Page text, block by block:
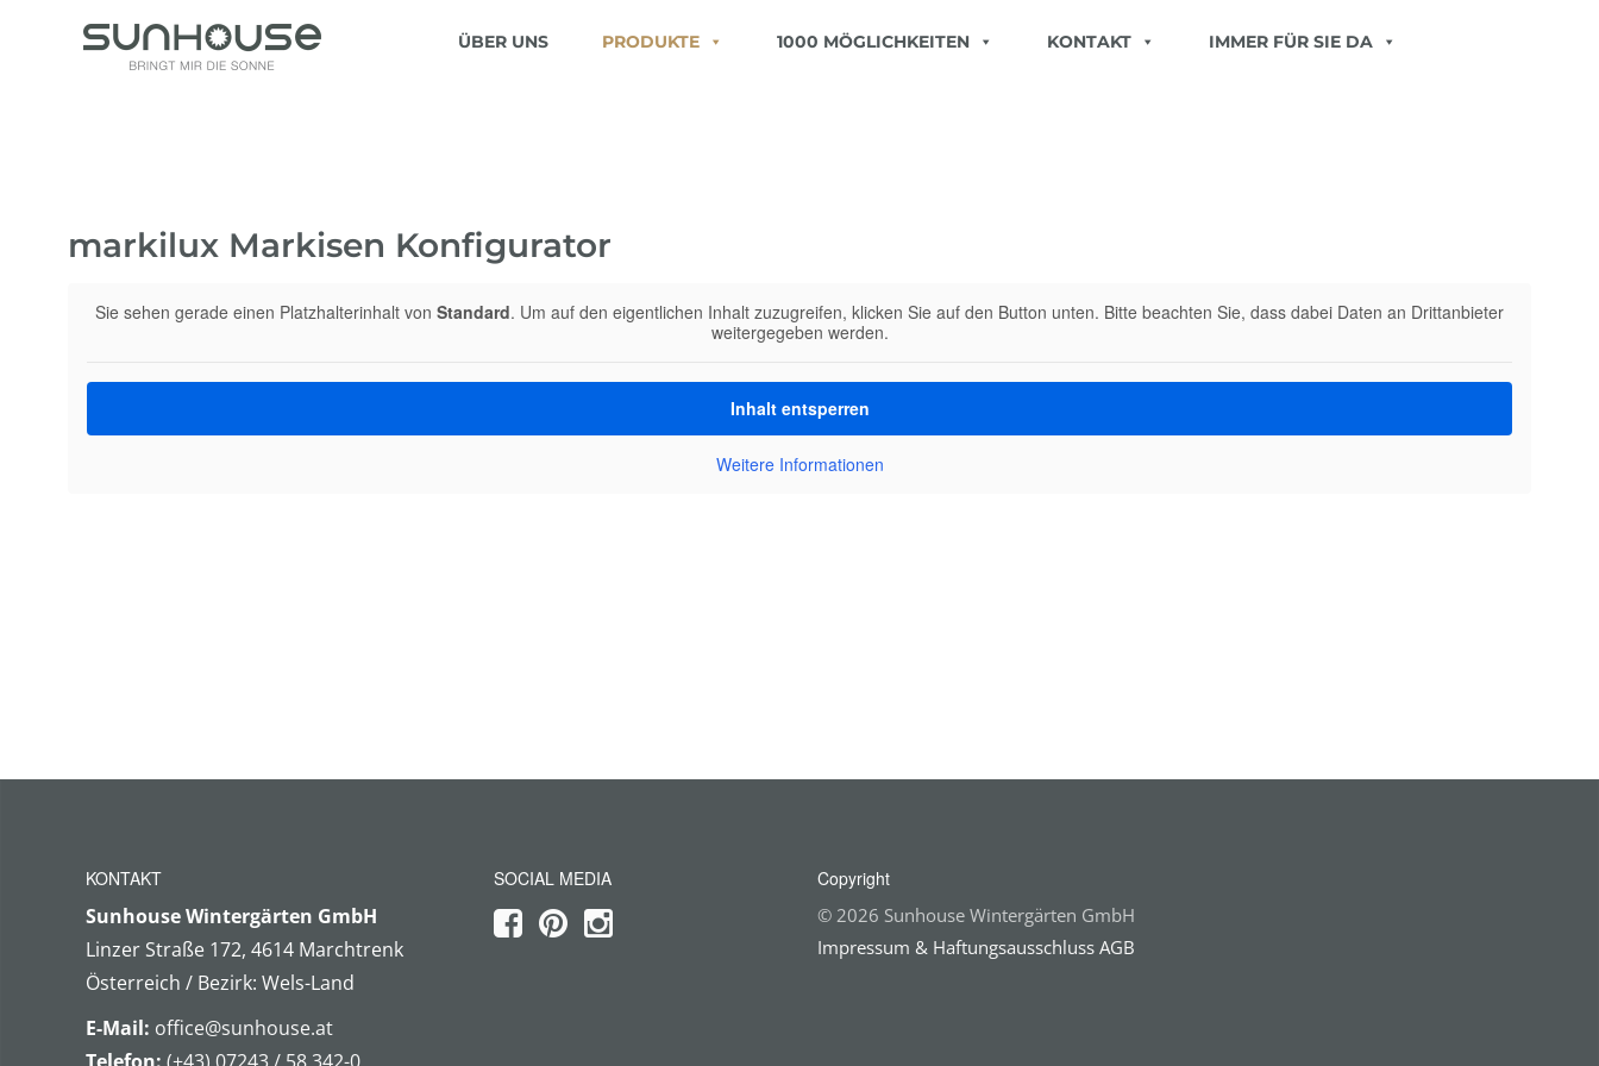
ÜBER UNS PRODUKTE 1000 MÖGLICHKEITEN KONTAKT IMMER FÜR SIE DA
markilux Markisen Konfigurator
Sie sehen gerade einen Platzhalterinhalt von Standard. Um auf den eigentlichen Inhalt zuzugreifen, klicken Sie auf den Button unten. Bitte beachten Sie, dass dabei Daten an Drittanbieter
weitergegeben werden.
Inhalt entsperren
Weitere Informationen
KONTAKT
Sunhouse Wintergärten GmbH
Linzer Straße 172, 4614 Marchtrenk
Österreich / Bezirk: Wels-Land
E-Mail: office@sunhouse.at
SOCIAL MEDIA
Copyright
© 2026 Sunhouse Wintergärten GmbH
Impressum & Haftungsausschluss AGB